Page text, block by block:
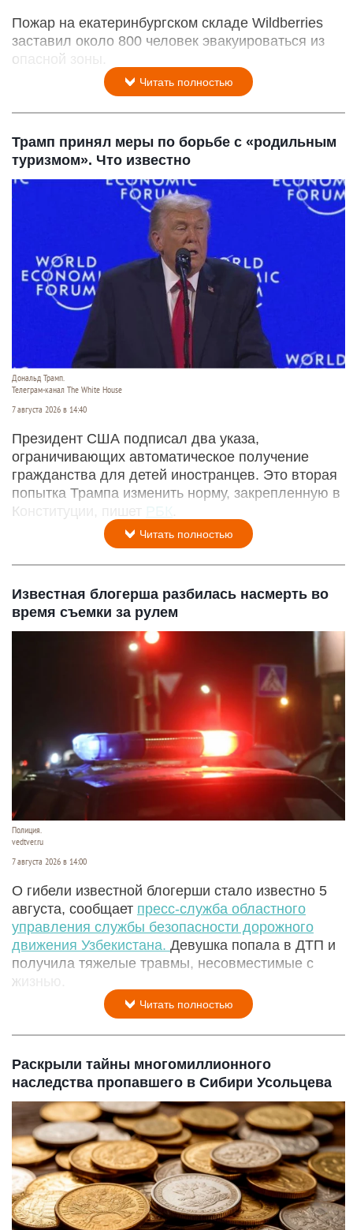
Пожар на екатеринбургском складе Wildberries
заставил около 800 человек эвакуироваться из
опасной зоны.
Читать полностью
Трамп принял меры по борьбе с «родильным
туризмом». Что известно
Дональд Трамп.
Телеграм-канал The White House
7 августа 2026 в 14:40
Президент США подписал два указа,
ограничивающих автоматическое получение
гражданства для детей иностранцев. Это вторая
попытка Трампа изменить норму, закрепленную в
Конституции, пишет РБК
Читать полностью
Известная блогерша разбилась насмерть во
время съемки за рулем
Полиция.
vedtver.ru
7 августа 2026 в 14:00
О гибели известной блогерши стало известно 5
августа, сообщает пресс-служба областного
управления службы безопасности дорожного
движения Узбекистана. Девушка попала в ДТП и
получила тяжелые травмы, несовместимые с
жизнью.
Читать полностью
Раскрыли тайны многомиллионного
наследства пропавшего в Сибири Усольцева